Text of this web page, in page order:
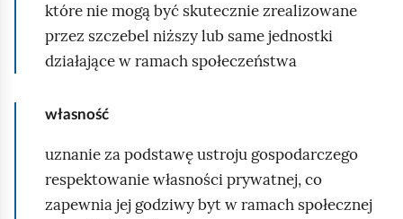
które nie mogą być skutecznie zrealizowane
przez szczebel niższy lub same jednostki
działające w ramach społeczeństwa
własność
uznanie za podstawę ustroju gospodarczego
respektowanie własności prywatnej, co
zapewnia jej godziwy byt w ramach społecznej